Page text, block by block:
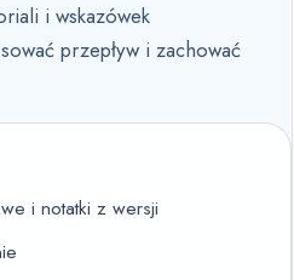
i wskazówek
przepływ i zachować
i notatki z wersji